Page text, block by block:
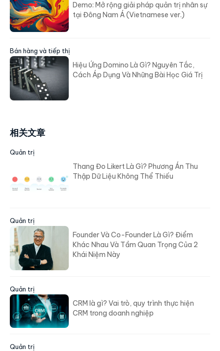
Demo: Mở rộng giải pháp quản trị nhân sự
tại Đông Nam Á (Vietnamese ver.)
Bán hàng và tiếp thị
Hiệu Ứng Domino Là Gì? Nguyên Tắc,
Cách Áp Dụng Và Những Bài Học Giá Trị
相关文章
Quản trị
Thang Đo Likert Là Gì? Phương Án Thu
Thập Dữ Liệu Không Thể Thiếu
Quản trị
Founder Và Co-Founder Là Gì? Điểm
Khác Nhau Và Tầm Quan Trọng Của 2
Khái Niệm Này
Quản trị
CRM là gì? Vai trò, quy trình thực hiện
CRM trong doanh nghiệp
Quản trị